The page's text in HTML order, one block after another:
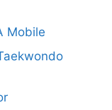
Mobile